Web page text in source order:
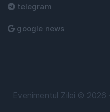
telegram
google news
Evenimentul Zilei ©